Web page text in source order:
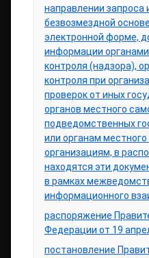
направлении запроса
безвозмездной
электронной форме,
информации органами
контроля (надзора),
контроля при
проверок от иных
органов местного
подведомственных
или органам
организациям, в
находятся эти
в рамках
информационного
распоряжение
Федерации от 19
постановление